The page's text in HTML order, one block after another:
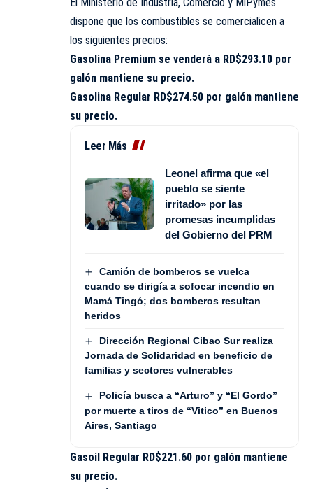
dispone que los combustibles se comercialicen a
los siguientes precios:
Gasolina Premium se venderá a RD$293.10 por
galón mantiene su precio.
Gasolina Regular RD$274.50 por galón mantiene
su precio.
Leer Más
Leonel afirma que «el
pueblo se siente
irritado» por las
promesas incumplidas
del Gobierno del PRM
Camión de bomberos se vuelca
cuando se dirigía a sofocar incendio en
Mamá Tingó; dos bomberos resultan
heridos
Dirección Regional Cibao Sur realiza
Jornada de Solidaridad en beneficio de
familias y sectores vulnerables
Policía busca a “Arturo” y “El Gordo”
por muerte a tiros de “Vitico” en Buenos
Aires, Santiago
Gasoil Regular RD$221.60 por galón mantiene
su precio.